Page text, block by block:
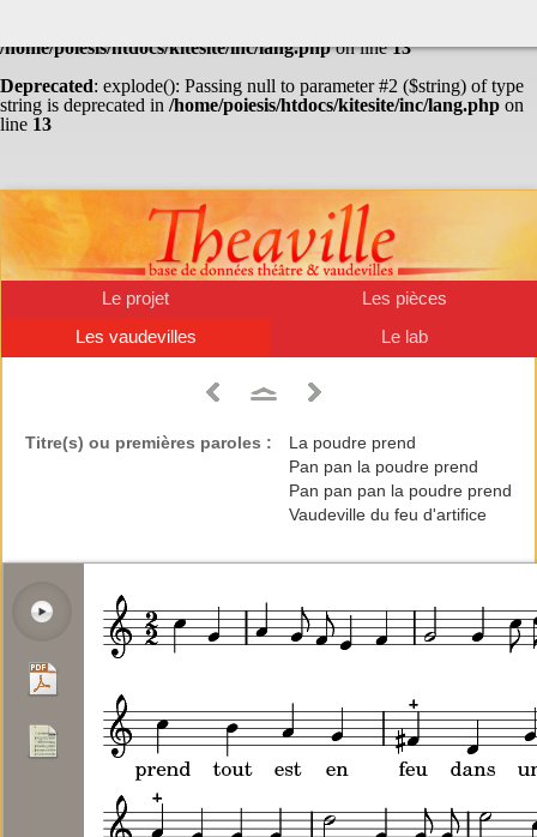
/home/poiesis/htdocs/kitesite/inc/lang.phpon line13
Deprecated: explode(): Passing null to parameter #2 ($string) of type
string is deprecated in /home/poiesis/htdocs/kitesite/inc/lang.php on
line 13
Le projet
Les pièces
Les vaudevilles
Le lab
Titre(s) ou premières paroles :
La poudre prend
Pan pan la poudre prend
Pan pan pan la poudre prend
Vaudeville du feu d'artifice